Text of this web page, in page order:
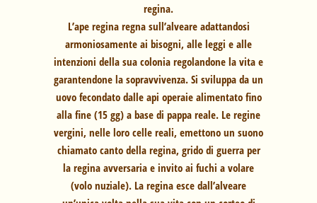
regina.
L’ape regina regna sull’alveare adattandosi
armoniosamente ai bisogni, alle leggi e alle
intenzioni della sua colonia regolandone la vita e
garantendone la sopravvivenza. Si sviluppa da un
uovo fecondato dalle api operaie alimentato fino
alla fine (15 gg) a base di pappa reale. Le regine
vergini, nelle loro celle reali, emettono un suono
chiamato canto della regina, grido di guerra per
la regina avversaria e invito ai fuchi a volare
(volo nuziale). La regina esce dall’alveare